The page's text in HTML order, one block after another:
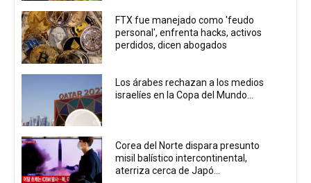
FTX fue manejado como 'feudo
personal', enfrenta hacks, activos
perdidos, dicen abogados
Los árabes rechazan a los medios
israelíes en la Copa del Mundo...
Corea del Norte dispara presunto
misil balístico intercontinental,
aterriza cerca de Japó...